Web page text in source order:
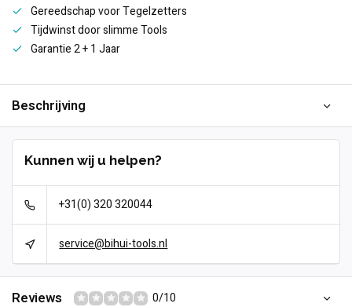
Gereedschap voor Tegelzetters
Tijdwinst door slimme Tools
Garantie 2 + 1 Jaar
Beschrijving
Kunnen wij u helpen?
+31(0) 320 320044
service@bihui-tools.nl
Reviews 0/10